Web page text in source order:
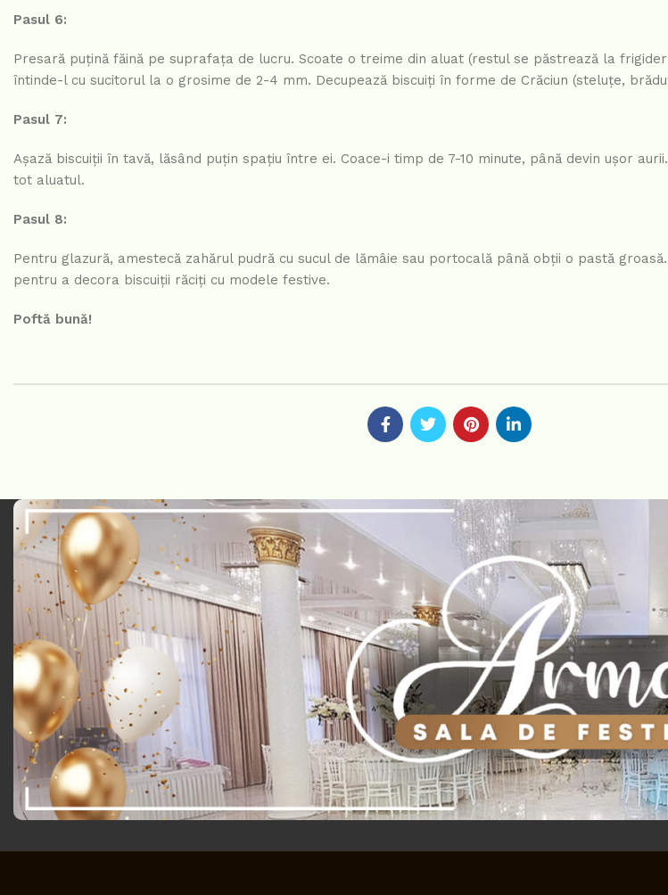
Pasul 6:
Presară puțină făină pe suprafața de lucru. Scoate o treime din aluat (restul se păstrează la
întinde-l cu sucitorul la o grosime de 2-4 mm. Decupează biscuiți în forme de Crăciun (steluțe,
Pasul 7:
Așază biscuiții în tavă, lăsând puțin spațiu între ei. Coace-i timp de 7-10 minute, până devin ușor
tot aluatul.
Pasul 8:
Pentru glazură, amestecă zahărul pudră cu sucul de lămâie sau portocală până obții o pastă
pentru a decora biscuiții răciți cu modele festive.
Poftă bună!